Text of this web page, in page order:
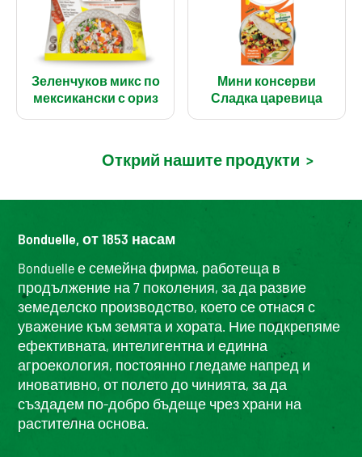
Зеленчуков микс по
мексикански с ориз
Мини консерви
Сладка царевица
Открий нашите продукти >
Bonduelle, от 1853 насам
Bonduelle е семейна фирма, работеща в
продължение на 7 поколения, за да развие
земеделско производство, което се отнася с
уважение към земята и хората. Ние подкрепяме
ефективната, интелигентна и единна
агроекология, постоянно гледаме напред и
иновативно, от полето до чинията, за да
създадем по-добро бъдеще чрез храни на
растителна основа.